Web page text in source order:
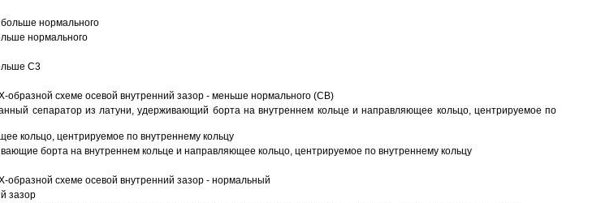
нормального
нормального
C3
схеме осевой внутренний зазор - меньше нормального (CB)
сепаратор из латуни, удерживающий борта на внутреннем кольце и направляющее кольцо, центрируемое по
кольцо, центрируемое по внутреннему кольцу
борта на внутреннем кольце и направляющее кольцо, центрируемое по внутреннему кольцу
схеме осевой внутренний зазор - нормальный
зазор